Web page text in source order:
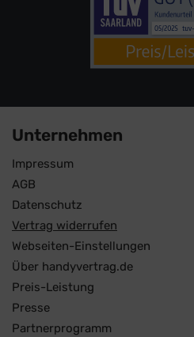
Unternehmen
Impressum
AGB
Datenschutz
Vertrag widerrufen
Webseiten-Einstellungen
Über handyvertrag.de
Preis-Leistung
Presse
Partnerprogramm